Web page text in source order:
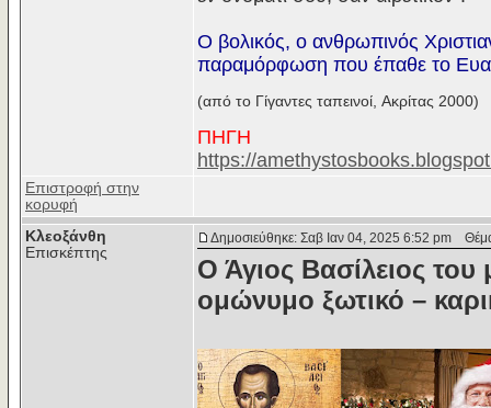
O βολικός, ο ανθρωπινός
παραμόρφωση που έπαθε το
(από το Γίγαντες ταπεινοί, Aκρίτας 2000)
ΠΗΓΗ
https://
Επιστροφή στην
κορυφή
Κλεοξάνθη
Επισκέπτης
Δημοσιεύθηκε: Σαβ Ιαν 04, 2025 6:52 pm
Ο Άγιος Βασίλειος
ομώνυμο ξωτικό –